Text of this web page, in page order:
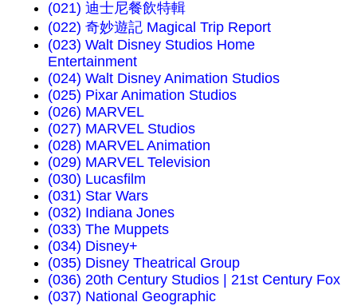
(021) 迪士尼餐飲特輯
(022) 奇妙遊記 Magical Trip Report
(023) Walt Disney Studios Home
Entertainment
(024) Walt Disney Animation Studios
(025) Pixar Animation Studios
(026) MARVEL
(027) MARVEL Studios
(028) MARVEL Animation
(029) MARVEL Television
(030) Lucasfilm
(031) Star Wars
(032) Indiana Jones
(033) The Muppets
(034) Disney+
(035) Disney Theatrical Group
(036) 20th Century Studios | 21st Century Fox
(037) National Geographic